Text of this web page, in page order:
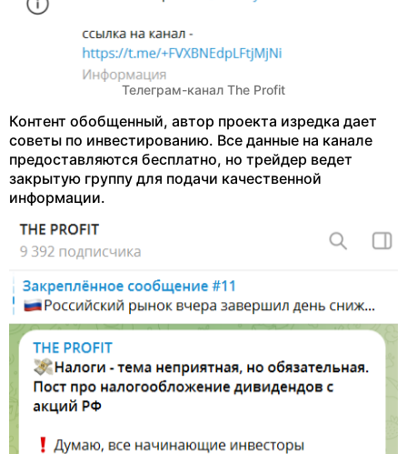
Телеграм-канал The Profit
Контент обобщенный, автор проекта изредка дает
советы по инвестированию. Все данные на канале
предоставляются бесплатно, но трейдер ведет
закрытую группу для подачи качественной
информации.